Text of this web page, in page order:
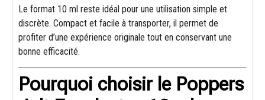
Le format 10 ml reste idéal pour une utilisation simple et
discrète. Compact et facile à transporter, il permet de
profiter d’une expérience originale tout en conservant une
bonne efficacité.
Pourquoi choisir le Poppers